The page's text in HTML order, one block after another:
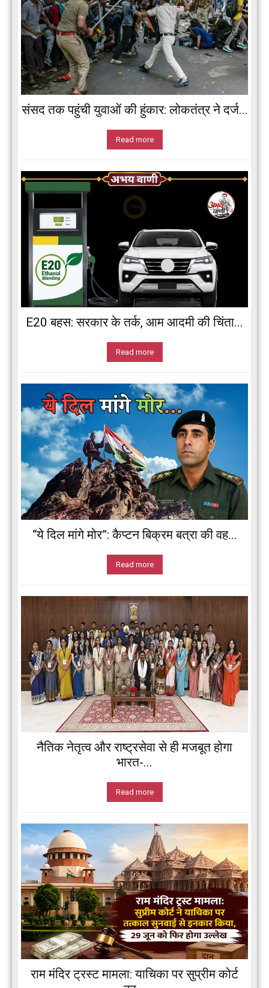
संसद तक पहुंची युवाओं की हुंकार: लोकतंत्र ने दर्ज...
Read more
E20 बहस: सरकार के तर्क, आम आदमी की चिंता...
Read more
“ये दिल मांगे मोर”: कैप्टन बिक्रम बत्रा की वह...
Read more
नैतिक नेतृत्व और राष्ट्रसेवा से ही मजबूत होगा
भारत-...
Read more
राम मंदिर ट्रस्ट मामला: याचिका पर सुप्रीम कोर्ट